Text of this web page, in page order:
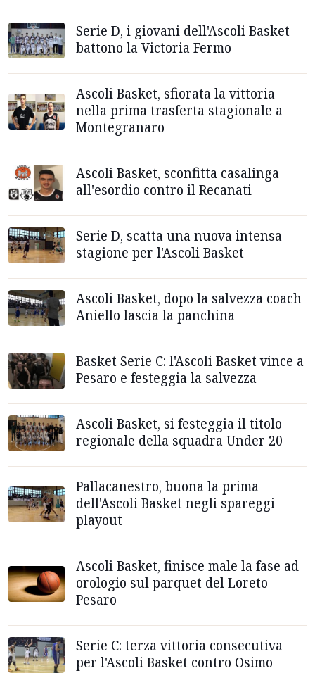
Serie D, i giovani dell'Ascoli Basket
battono la Victoria Fermo
Ascoli Basket, sfiorata la vittoria
nella prima trasferta stagionale a
Montegranaro
Ascoli Basket, sconfitta casalinga
all'esordio contro il Recanati
Serie D, scatta una nuova intensa
stagione per l'Ascoli Basket
Ascoli Basket, dopo la salvezza coach
Aniello lascia la panchina
Basket Serie C: l'Ascoli Basket vince a
Pesaro e festeggia la salvezza
Ascoli Basket, si festeggia il titolo
regionale della squadra Under 20
Pallacanestro, buona la prima
dell'Ascoli Basket negli spareggi
playout
Ascoli Basket, finisce male la fase ad
orologio sul parquet del Loreto
Pesaro
Serie C: terza vittoria consecutiva
per l'Ascoli Basket contro Osimo